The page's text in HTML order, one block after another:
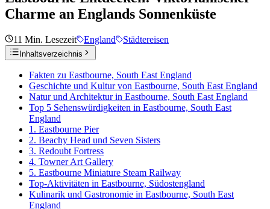
Charme an Englands Sonnenküste
11 Min. Lesezeit England Städtereisen
Inhaltsverzeichnis
Fakten zu Eastbourne, South East England
Geschichte und Kultur von Eastbourne, South East England
Natur und Architektur in Eastbourne, South East England
Top 5 Sehenswürdigkeiten in Eastbourne, South East
England
1. Eastbourne Pier
2. Beachy Head und Seven Sisters
3. Redoubt Fortress
4. Towner Art Gallery
5. Eastbourne Miniature Steam Railway
Top-Aktivitäten in Eastbourne, Südostengland
Kulinarik und Gastronomie in Eastbourne, South East
England